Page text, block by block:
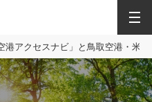
港アクセスナビ」と鳥取空港・米